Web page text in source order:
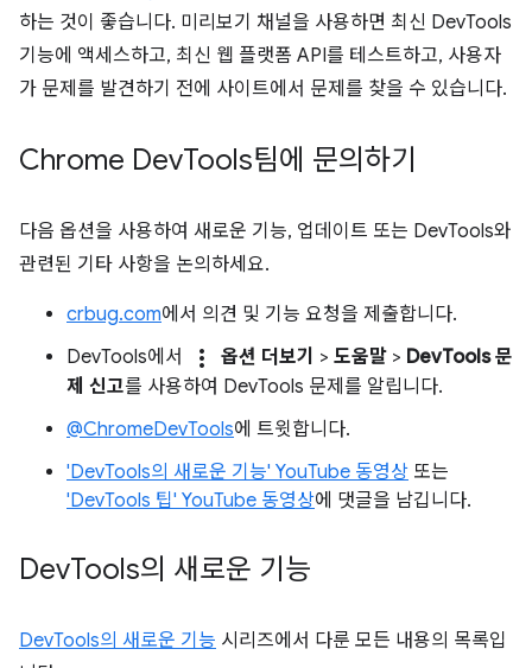
하는 것이 좋습니다. 미리보기 채널을 사용하면 최신 DevTools
기능에 액세스하고, 최신 웹 플랫폼 API를 테스트하고, 사용자
가 문제를 발견하기 전에 사이트에서 문제를 찾을 수 있습니다.
Chrome DevTools팀에 문의하기
다음 옵션을 사용하여 새로운 기능, 업데이트 또는 DevTools와
관련된 기타 사항을 논의하세요.
crbug.com에서 의견 및 기능 요청을 제출합니다.
DevTools에서
more_vert 옵션 더보기 > 도움말 > DevTools 문
제 신고를 사용하여 DevTools 문제를 알립니다.
@ChromeDevTools에 트윗합니다.
'DevTools의 새로운 기능' YouTube 동영상 또는
'DevTools 팁' YouTube 동영상에 댓글을 남깁니다.
DevTools의 새로운 기능
DevTools의 새로운 기능 시리즈에서 다룬 모든 내용의 목록입